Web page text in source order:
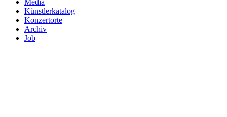
Media
Künstlerkatalog
Konzertorte
Archiv
Job